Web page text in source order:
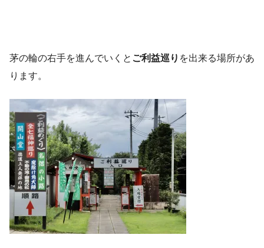
茅の輪の右手を進んでいくと ご利益巡り を出来る場所があ
ります。